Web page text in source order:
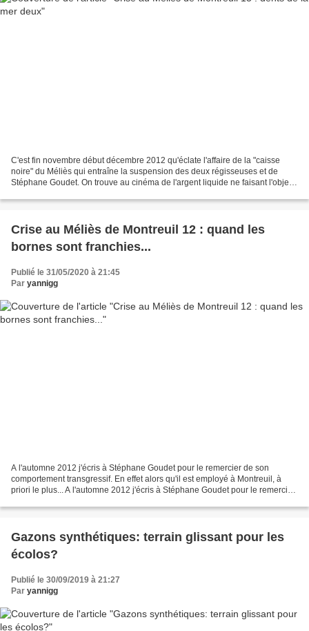
C'est fin novembre début décembre 2012 qu'éclate l'affaire de la "caisse
noire" du Méliès qui entraîne la suspension des deux régisseuses et de
Stéphane Goudet. On trouve au cinéma de l'argent liquide ne faisant l'objet
Crise au Méliès de Montreuil 12 : quand les
bornes sont franchies...
Publié le 31/05/2020 à 21:45
Par yannigg
A l'automne 2012 j'écris à Stéphane Goudet pour le remercier de son
comportement transgressif. En effet alors qu'il est employé à Montreuil, à
priori le plus... A l'automne 2012 j'écris à Stéphane Goudet pour le remercier
Gazons synthétiques: terrain glissant pour les
écolos?
Publié le 30/09/2019 à 21:27
Par yannigg